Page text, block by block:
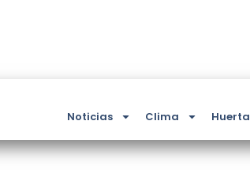
Noticias Clima Huerta